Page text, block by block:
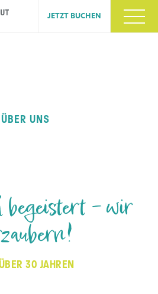
JETZT BUCHEN
ÜBER UNS
– wir
30 JAHREN